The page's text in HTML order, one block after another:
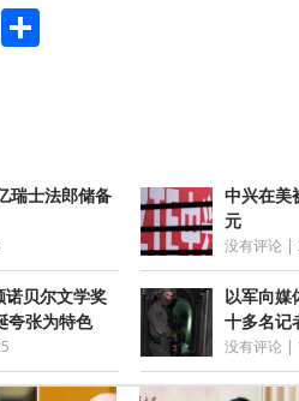
WhatsApp
瑞士法郎储备
中兴在美
元
没有评论 |
诺贝尔文学奖
夸张为特色
以军向媒
十多名记
没有评论 |